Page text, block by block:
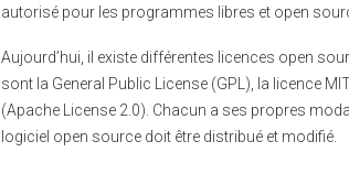
autorisé pour les programmes libres et open
Aujourd’hui, il existe différentes licences open
sont la General Public License (GPL), la licence
(Apache License 2.0). Chacun a ses propres
logiciel open source doit être distribué et modifié.